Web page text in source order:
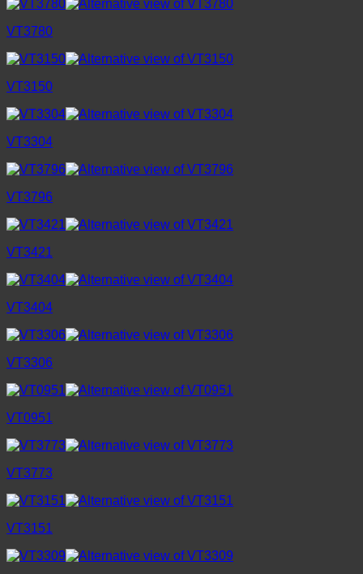
VT3780
VT3150
VT3304
VT3796
VT3421
VT3404
VT3306
VT0951
VT3773
VT3151